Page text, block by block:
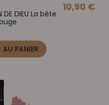
DIEU La bête
10,90 €
PANIER